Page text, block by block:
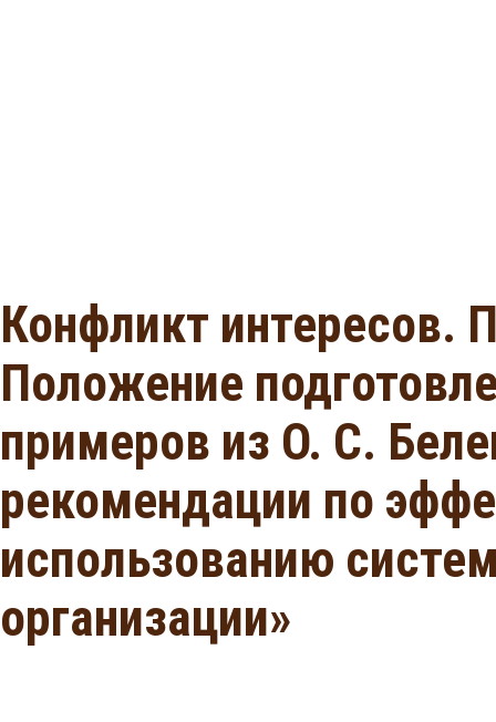
Конфликт интересов.
Положение
примеров из О. С.
рекомендации по
использованию
организации»